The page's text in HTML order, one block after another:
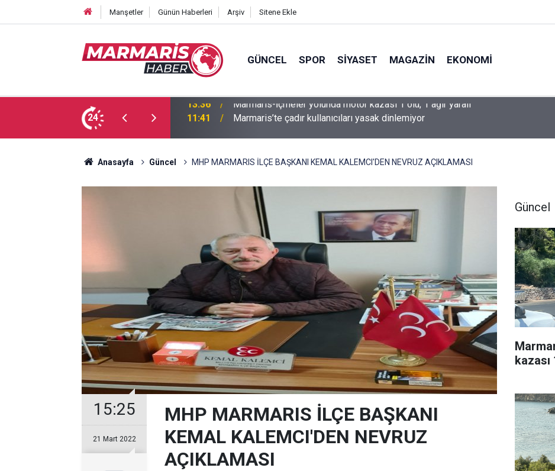
Manşetler Günün Haberleri Arşiv Sitene Ekle
GÜNCEL SPOR SIYASET MAGAZIN EKONOMI
24
1 ölü, 1 ağır yaralı 11:41 Marmaris’te çadır kullanıcıları yasak dinlemiyor
Anasayfa Güncel MHP MARMARIS İLÇE BAŞKANI KEMAL KALEMCI'DEN NEVRUZ AÇIKLAMASI
15:25
21 Mart 2022
MHP MARMARIS İLÇE BAŞKANI
KEMAL KALEMCI'DEN NEVRUZ
AÇIKLAMASI
Güncel
kazası